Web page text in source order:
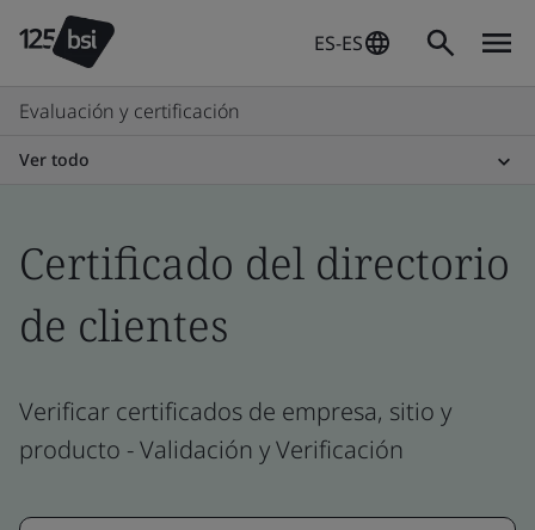
ES-ES
Evaluación y certificación
Ver todo
Certificado del directorio
de clientes
Verificar certificados de empresa, sitio y
producto - Validación y Verificación